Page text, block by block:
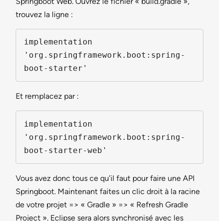
trouvez la ligne :
implementation
'org.springframework.boot:spring-
boot-starter'
Et remplacez par :
implementation
'org.springframework.boot:spring-
boot-starter-web'
Vous avez donc tous ce qu’il faut pour faire une API
Springboot. Maintenant faites un clic droit à la racine
de votre projet => « Gradle » => « Refresh Gradle
Project ». Eclipse sera alors synchronisé avec les